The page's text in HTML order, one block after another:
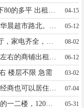
04-15
05-12
08-02
06-12
楼层不限 急需 03-02
07-04
百盛二期西厢房秀水湾洗浴南屋单独的一二楼，120平，宽5米，长12米，中间无柱子，出租出卖 13846765642 05-31